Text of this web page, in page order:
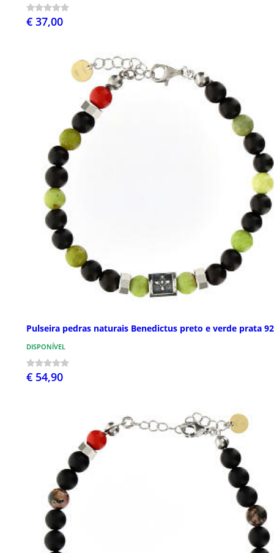
€ 37,00
Pulseira pedras naturais Benedictus preto e verde prata
DISPONÍVEL
€ 54,90